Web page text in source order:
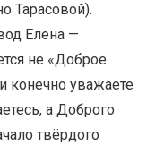
Тарасовой).
Елена —
не «Доброе
конечно уважаете
а Доброго
твёрдого